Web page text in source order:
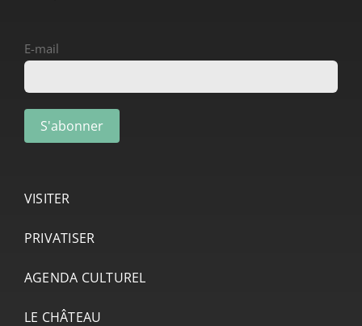
E-mail
VISITER
PRIVATISER
AGENDA CULTUREL
LE CHÂTEAU